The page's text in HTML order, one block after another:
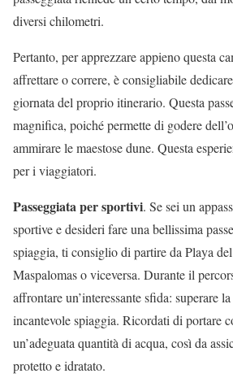
diversi chilometri.
Pertanto, per apprezzare appieno questa
affrettare o correre, è consigliabile
giornata del proprio itinerario. Questa
magnifica, poiché permette di godere
ammirare le maestose dune. Questa
per i viaggiatori.
Passeggiata per sportivi. Se sei un
sportive e desideri fare una bellissima
spiaggia, ti consiglio di partire da Playa
Maspalomas o viceversa. Durante il
affrontare un’interessante sfida: superare
incantevole spiaggia. Ricordati di portare
un’adeguata quantità di acqua, così da
protetto e idratato.